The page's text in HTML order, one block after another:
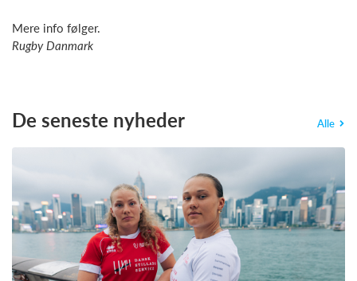
Mere info følger.
Rugby Danmark
De seneste nyheder Alle